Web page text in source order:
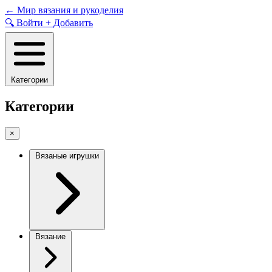
Skip
to
content
← Мир вязания и рукоделия
🔍 Войти + Добавить
Категории
Категории
×
Вязаные игрушки
Вязание